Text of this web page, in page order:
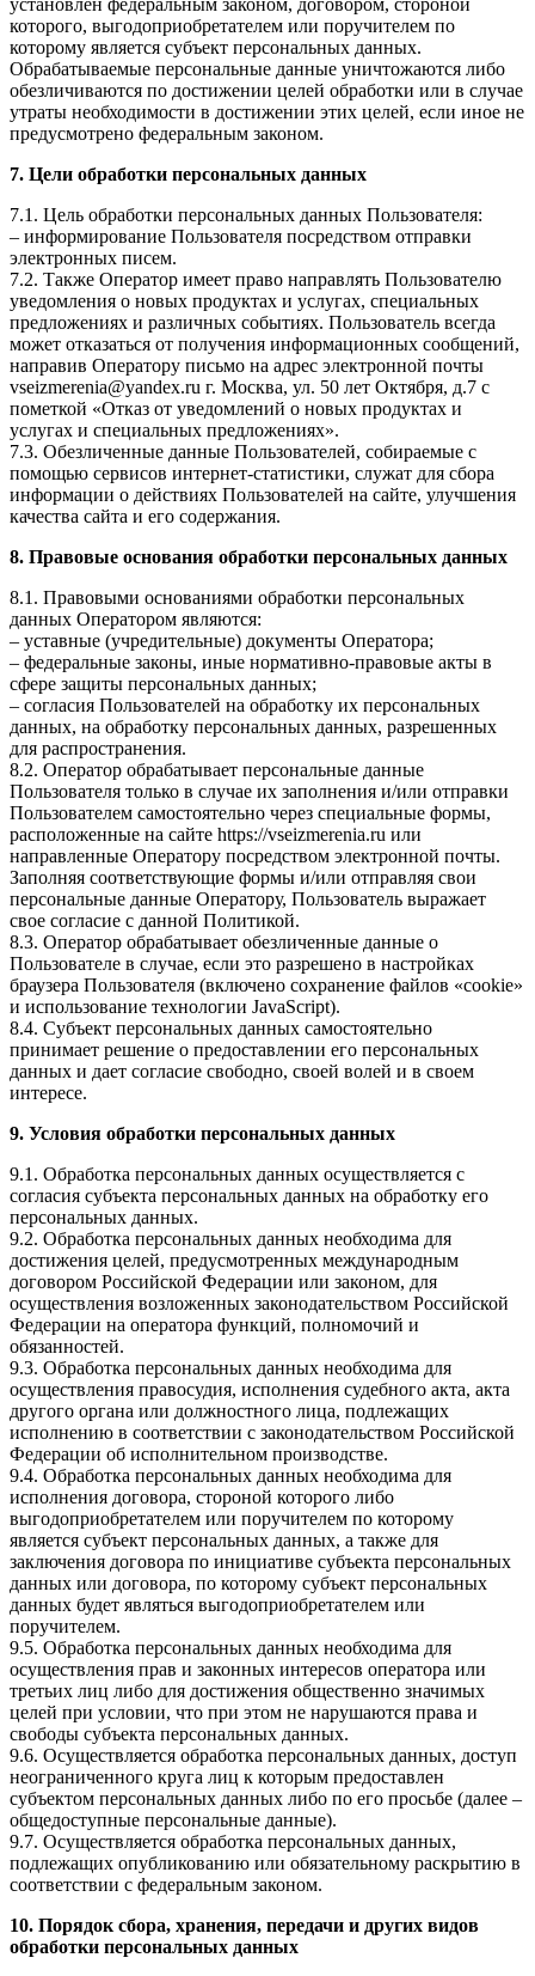
установлен федеральным законом, договором, стороной
которого, выгодоприобретателем или поручителем по
которому является субъект персональных данных.
Обрабатываемые персональные данные уничтожаются либо
обезличиваются по достижении целей обработки или в случае
утраты необходимости в достижении этих целей, если иное не
предусмотрено федеральным законом.
7. Цели обработки персональных данных
7.1. Цель обработки персональных данных Пользователя:
– информирование Пользователя посредством отправки
электронных писем.
7.2. Также Оператор имеет право направлять Пользователю
уведомления о новых продуктах и услугах, специальных
предложениях и различных событиях. Пользователь всегда
может отказаться от получения информационных сообщений,
направив Оператору письмо на адрес электронной почты
vseizmerenia@yandex.ru г. Москва, ул. 50 лет Октября, д.7 с
пометкой «Отказ от уведомлений о новых продуктах и
услугах и специальных предложениях».
7.3. Обезличенные данные Пользователей, собираемые с
помощью сервисов интернет-статистики, служат для сбора
информации о действиях Пользователей на сайте, улучшения
качества сайта и его содержания.
8. Правовые основания обработки персональных данных
8.1. Правовыми основаниями обработки персональных
данных Оператором являются:
– уставные (учредительные) документы Оператора;
– федеральные законы, иные нормативно-правовые акты в
сфере защиты персональных данных;
– согласия Пользователей на обработку их персональных
данных, на обработку персональных данных, разрешенных
для распространения.
8.2. Оператор обрабатывает персональные данные
Пользователя только в случае их заполнения и/или отправки
Пользователем самостоятельно через специальные формы,
расположенные на сайте https://vseizmerenia.ru или
направленные Оператору посредством электронной почты.
Заполняя соответствующие формы и/или отправляя свои
персональные данные Оператору, Пользователь выражает
свое согласие с данной Политикой.
8.3. Оператор обрабатывает обезличенные данные о
Пользователе в случае, если это разрешено в настройках
браузера Пользователя (включено сохранение файлов «cookie»
и использование технологии JavaScript).
8.4. Субъект персональных данных самостоятельно
принимает решение о предоставлении его персональных
данных и дает согласие свободно, своей волей и в своем
интересе.
9. Условия обработки персональных данных
9.1. Обработка персональных данных осуществляется с
согласия субъекта персональных данных на обработку его
персональных данных.
9.2. Обработка персональных данных необходима для
достижения целей, предусмотренных международным
договором Российской Федерации или законом, для
осуществления возложенных законодательством Российской
Федерации на оператора функций, полномочий и
обязанностей.
9.3. Обработка персональных данных необходима для
осуществления правосудия, исполнения судебного акта, акта
другого органа или должностного лица, подлежащих
исполнению в соответствии с законодательством Российской
Федерации об исполнительном производстве.
9.4. Обработка персональных данных необходима для
исполнения договора, стороной которого либо
выгодоприобретателем или поручителем по которому
является субъект персональных данных, а также для
заключения договора по инициативе субъекта персональных
данных или договора, по которому субъект персональных
данных будет являться выгодоприобретателем или
поручителем.
9.5. Обработка персональных данных необходима для
осуществления прав и законных интересов оператора или
третьих лиц либо для достижения общественно значимых
целей при условии, что при этом не нарушаются права и
свободы субъекта персональных данных.
9.6. Осуществляется обработка персональных данных, доступ
неограниченного круга лиц к которым предоставлен
субъектом персональных данных либо по его просьбе (далее –
общедоступные персональные данные).
9.7. Осуществляется обработка персональных данных,
подлежащих опубликованию или обязательному раскрытию в
соответствии с федеральным законом.
10. Порядок сбора, хранения, передачи и других видов
обработки персональных данных